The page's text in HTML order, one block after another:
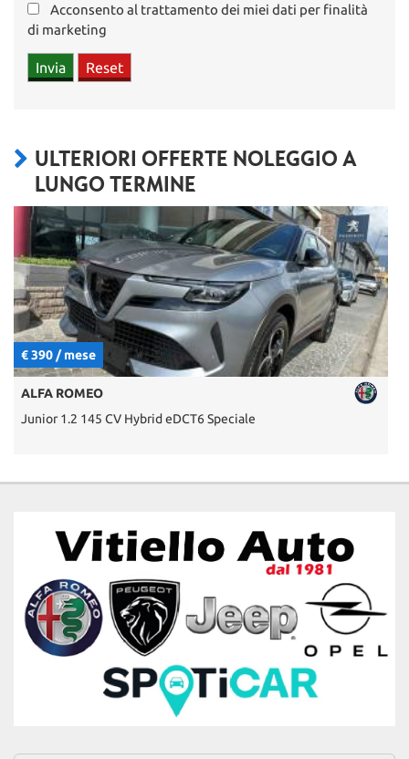
Acconsento al trattamento dei miei dati per finalità
di marketing
ULTERIORI OFFERTE NOLEGGIO A
LUNGO TERMINE
€ 390 / mese
ALFA ROMEO
Junior 1.2 145 CV Hybrid eDCT6 Speciale